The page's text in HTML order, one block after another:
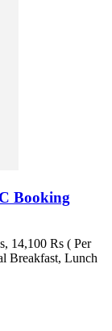
Booking
14,100 Rs ( Per
Breakfast, Lunch